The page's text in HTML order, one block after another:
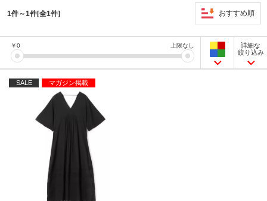
1件～1件[全1件] おすすめ順
￥0 上限なし
詳細な
絞り込み
SALE マガジン掲載